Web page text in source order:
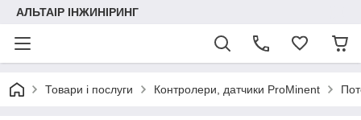
АЛЬТАІР ІНЖИНІРИНГ
Товари і послуги Контролери, датчики ProMinent